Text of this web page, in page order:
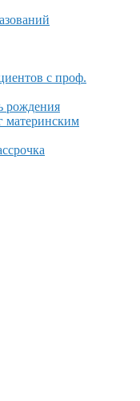
с проф.
рождения
материнским